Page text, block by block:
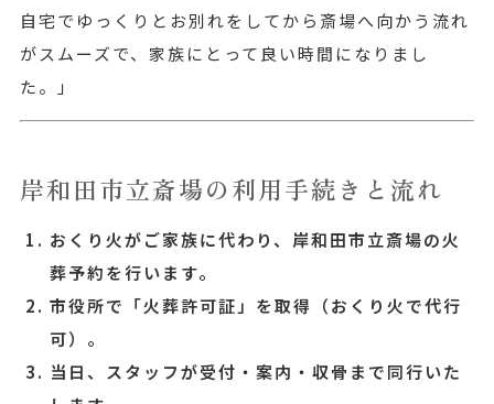
自宅でゆっくりとお別れをしてから斎場へ向かう流れ
がスムーズで、家族にとって良い時間になりまし
た。」
岸和田市立斎場の利用手続きと流れ
おくり火がご家族に代わり、岸和田市立斎場の火
葬予約を行います。
市役所で「火葬許可証」を取得（おくり火で代行
可）。
当日、スタッフが受付・案内・収骨まで同行いた